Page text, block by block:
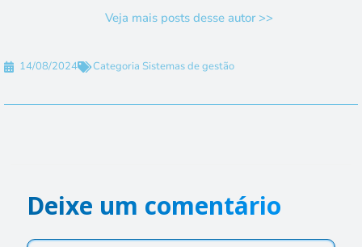
Veja mais posts desse autor >>
14/08/2024 Categoria Sistemas de gestão
Deixe um comentário